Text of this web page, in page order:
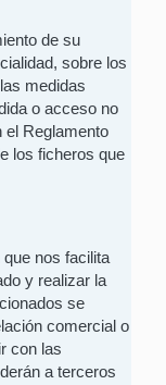
de su
sobre los
medidas
o acceso no
el Reglamento
los ficheros que
nos facilita
y realizar la
se
comercial o
con las
a terceros